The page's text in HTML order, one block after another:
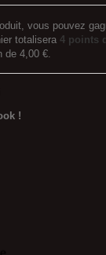
vous pouvez
totalisera 4 points
de 4,00 €.
!